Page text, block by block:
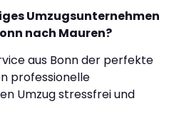
Umzugsunternehmen
nach Mauren?
aus Bonn der perfekte
professionelle
Umzug stressfrei und